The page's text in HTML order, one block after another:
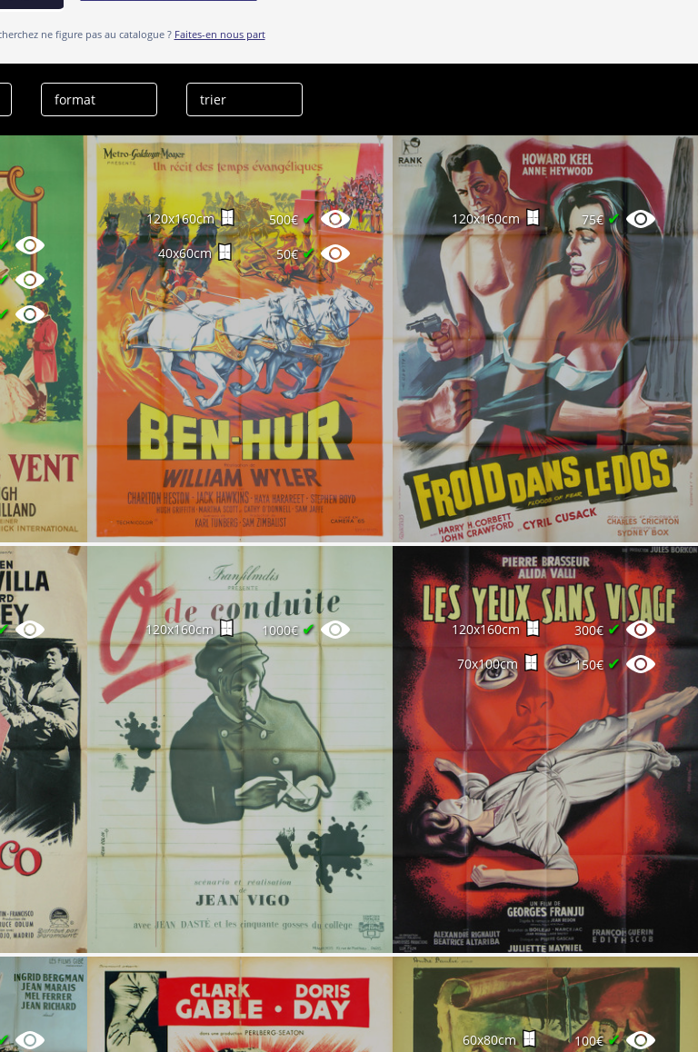
ne figure pas au catalogue ? Faites-en nous part
Cinémato
effacer l’historique
120x160cm 500€✔
40x60cm 50€✔
120x160cm 75€✔
120x160cm 1000€ ✔ 120x160cm 300€ ✔
70x100cm 150€ ✔
60x80cm 100€✔